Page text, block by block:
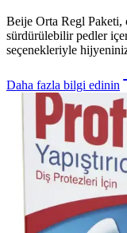
Beije Orta Regl
sürdürülebilir pedler
seçenekleriyle
Daha fazla bilgi edinin